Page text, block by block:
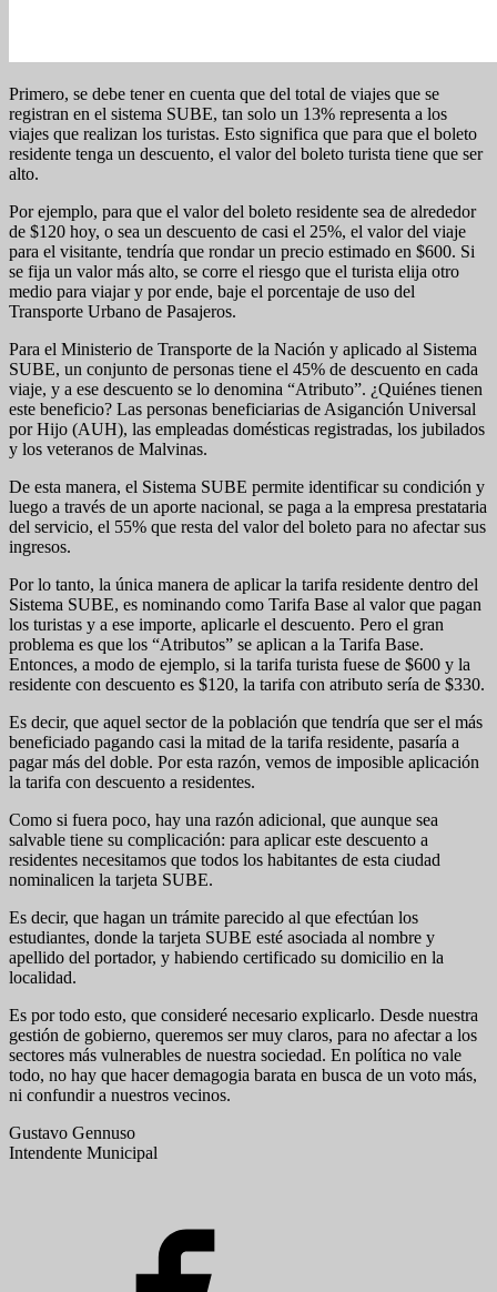
Primero, se debe tener en cuenta que del total de viajes que se
registran en el sistema SUBE, tan solo un 13% representa a los
viajes que realizan los turistas. Esto significa que para que el boleto
residente tenga un descuento, el valor del boleto turista tiene que ser
alto.
Por ejemplo, para que el valor del boleto residente sea de alrededor
de $120 hoy, o sea un descuento de casi el 25%, el valor del viaje
para el visitante, tendría que rondar un precio estimado en $600. Si
se fija un valor más alto, se corre el riesgo que el turista elija otro
medio para viajar y por ende, baje el porcentaje de uso del
Transporte Urbano de Pasajeros.
Para el Ministerio de Transporte de la Nación y aplicado al Sistema
SUBE, un conjunto de personas tiene el 45% de descuento en cada
viaje, y a ese descuento se lo denomina “Atributo”. ¿Quiénes tienen
este beneficio? Las personas beneficiarias de Asiganción Universal
por Hijo (AUH), las empleadas domésticas registradas, los jubilados
y los veteranos de Malvinas.
De esta manera, el Sistema SUBE permite identificar su condición y
luego a través de un aporte nacional, se paga a la empresa prestataria
del servicio, el 55% que resta del valor del boleto para no afectar sus
ingresos.
Por lo tanto, la única manera de aplicar la tarifa residente dentro del
Sistema SUBE, es nominando como Tarifa Base al valor que pagan
los turistas y a ese importe, aplicarle el descuento. Pero el gran
problema es que los “Atributos” se aplican a la Tarifa Base.
Entonces, a modo de ejemplo, si la tarifa turista fuese de $600 y la
residente con descuento es $120, la tarifa con atributo sería de $330.
Es decir, que aquel sector de la población que tendría que ser el más
beneficiado pagando casi la mitad de la tarifa residente, pasaría a
pagar más del doble. Por esta razón, vemos de imposible aplicación
la tarifa con descuento a residentes.
Como si fuera poco, hay una razón adicional, que aunque sea
salvable tiene su complicación: para aplicar este descuento a
residentes necesitamos que todos los habitantes de esta ciudad
nominalicen la tarjeta SUBE.
Es decir, que hagan un trámite parecido al que efectúan los
estudiantes, donde la tarjeta SUBE esté asociada al nombre y
apellido del portador, y habiendo certificado su domicilio en la
localidad.
Es por todo esto, que consideré necesario explicarlo. Desde nuestra
gestión de gobierno, queremos ser muy claros, para no afectar a los
sectores más vulnerables de nuestra sociedad. En política no vale
todo, no hay que hacer demagogia barata en busca de un voto más,
ni confundir a nuestros vecinos.
Gustavo Gennuso
Intendente Municipal